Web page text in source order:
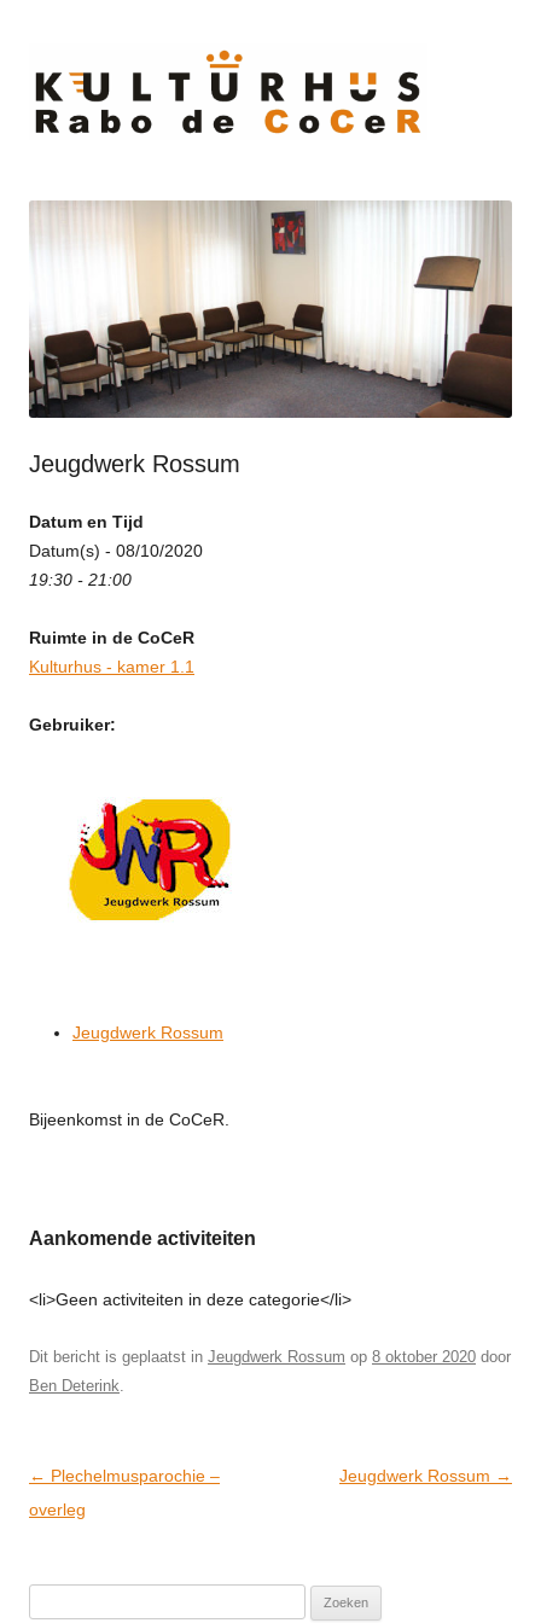
Jeugdwerk Rossum
Datum en Tijd
Datum(s) - 08/10/2020
19:30 - 21:00
Ruimte in de CoCeR
Kulturhus - kamer 1.1
Gebruiker:
Jeugdwerk Rossum
Bijeenkomst in de CoCeR.
Aankomende activiteiten
<li>Geen activiteiten in deze categorie</li>
Dit bericht is geplaatst in Jeugdwerk Rossum op 8 oktober 2020 door
Ben Deterink
Post
navigation
← Plechelmusparochie –
overleg
Jeugdwerk Rossum →